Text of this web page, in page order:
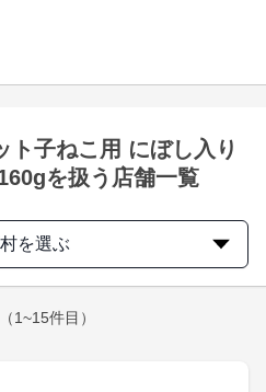
ト子ねこ用 にぼし入り
を扱う店舗一覧
を選ぶ
（1~15件目）